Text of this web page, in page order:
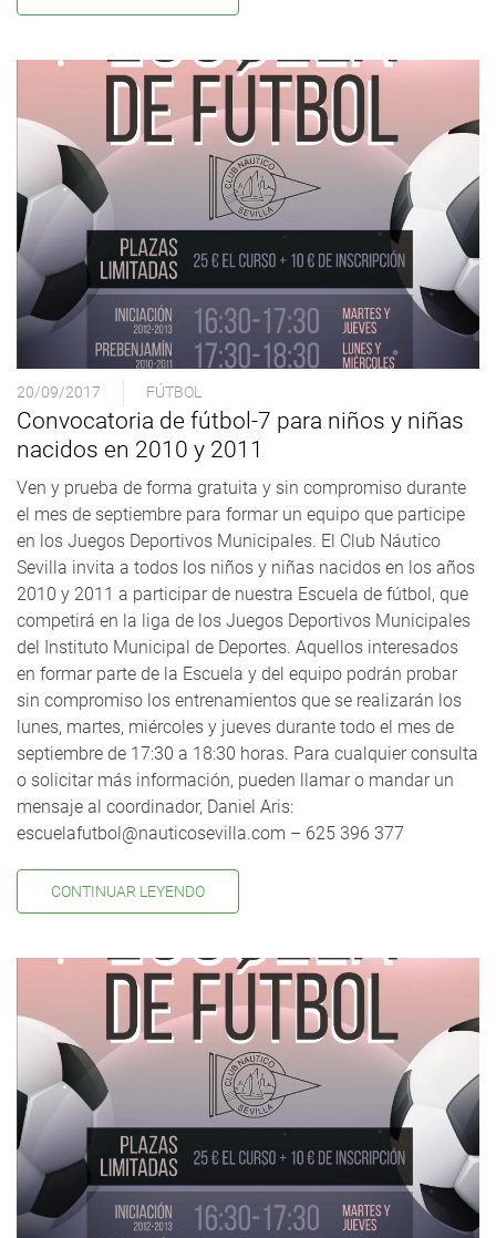
20/09/2017 FÚTBOL
Convocatoria de fútbol-7 para niños y niñas
nacidos en 2010 y 2011
Ven y prueba de forma gratuita y sin compromiso durante
el mes de septiembre para formar un equipo que participe
en los Juegos Deportivos Municipales. El Club Náutico
Sevilla invita a todos los niños y niñas nacidos en los años
2010 y 2011 a participar de nuestra Escuela de fútbol, que
competirá en la liga de los Juegos Deportivos Municipales
del Instituto Municipal de Deportes. Aquellos interesados
en formar parte de la Escuela y del equipo podrán probar
sin compromiso los entrenamientos que se realizarán los
lunes, martes, miércoles y jueves durante todo el mes de
septiembre de 17:30 a 18:30 horas. Para cualquier consulta
o solicitar más información, pueden llamar o mandar un
mensaje al coordinador, Daniel Aris:
escuelafutbol@nauticosevilla.com – 625 396 377
CONTINUAR LEYENDO